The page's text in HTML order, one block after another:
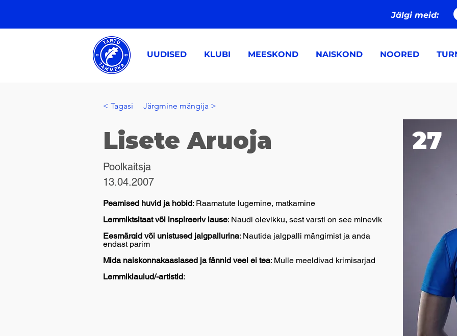
Jälgi meid:
UUDISED KLUBI MEESKOND NAISKOND NOORED
< Tagasi Järgmine mängija >
Lisete Aruoja
Poolkaitsja
13.04.2007
Peamised huvid ja hobid: Raamatute lugemine, matkamine
Lemmiktsitaat või inspireeriv lause: Naudi olevikku, sest varsti on see minevik
Eesmärgid või unistused jalgpallurina: Nautida jalgpalli mängimist ja anda
endast parim
Mida naiskonnakaaslased ja fännid veel ei tea: Mulle meeldivad krimisarjad
Lemmiklaulud/-artistid:
27